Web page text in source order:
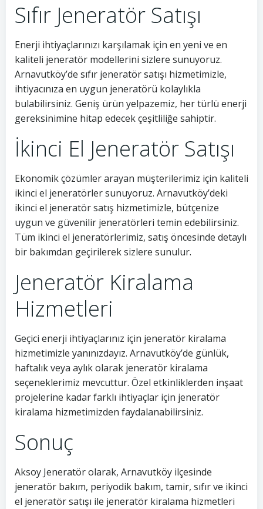
Sıfır Jeneratör Satışı
Enerji ihtiyaçlarınızı karşılamak için en yeni ve en
kaliteli jeneratör modellerini sizlere sunuyoruz.
Arnavutköy’de sıfır jeneratör satışı hizmetimizle,
ihtiyacınıza en uygun jeneratörü kolaylıkla
bulabilirsiniz. Geniş ürün yelpazemiz, her türlü enerji
gereksinimine hitap edecek çeşitliliğe sahiptir.
İkinci El Jeneratör Satışı
Ekonomik çözümler arayan müşterilerimiz için kaliteli
ikinci el jeneratörler sunuyoruz. Arnavutköy’deki
ikinci el jeneratör satış hizmetimizle, bütçenize
uygun ve güvenilir jeneratörleri temin edebilirsiniz.
Tüm ikinci el jeneratörlerimiz, satış öncesinde detaylı
bir bakımdan geçirilerek sizlere sunulur.
Jeneratör Kiralama
Hizmetleri
Geçici enerji ihtiyaçlarınız için jeneratör kiralama
hizmetimizle yanınızdayız. Arnavutköy’de günlük,
haftalık veya aylık olarak jeneratör kiralama
seçeneklerimiz mevcuttur. Özel etkinliklerden inşaat
projelerine kadar farklı ihtiyaçlar için jeneratör
kiralama hizmetimizden faydalanabilirsiniz.
Sonuç
Aksoy Jeneratör olarak, Arnavutköy ilçesinde
jeneratör bakım, periyodik bakım, tamir, sıfır ve ikinci
el jeneratör satışı ile jeneratör kiralama hizmetleri